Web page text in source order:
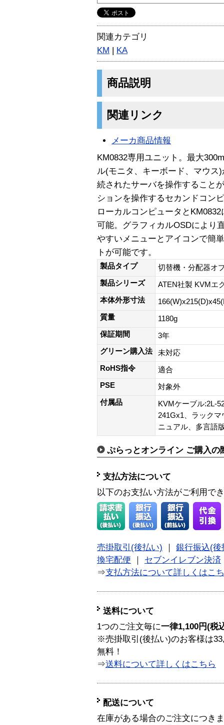
関連カテゴリ
KM | KA
商品説明
関連リンク
メーカ商品情報
KM0832専用ユニット。最大
ル(モニタ、キーボード、マウス
続されたサーバを操作すること
ションを操作するセカンドコン
ローカルコンピュータと
可能。グラフィカルOSDにより
やすいメニューとアイコンで簡
トが可能です。
製品タイプ
切替機・分配器オ
製品シリーズ
ATEN社製 KVMエ
本体外形寸法
質量
1180g
保証期間
3年
グリーン購入法
未対応
RoHS指令
適合
PSE
対象外
付属品
KVMケーブル:2L-
241Gx1、ラック
ニュアル、多言語
ぷらっとオンライン ご購入の
支払方法について
以下のお支払い方法がご利用で
売掛取引(後払い) ｜ 銀行振込(後
換宅配便 ｜ セブンイレブン決済
⇒支払方法について詳しくはこ
送料について
1つのご注文毎に一律1,100円(税
※売掛取引(後払い)のお客様は
無料！
⇒送料について詳しくはこちら
配送について
在庫がある場合のご注文につき